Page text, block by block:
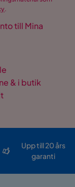
.
till Mina
& i butik
Upp till 20 års
garanti